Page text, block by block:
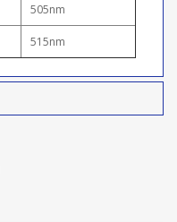
505nm
515nm